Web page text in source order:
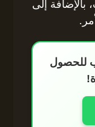
بالإضافة إلى
للحصول